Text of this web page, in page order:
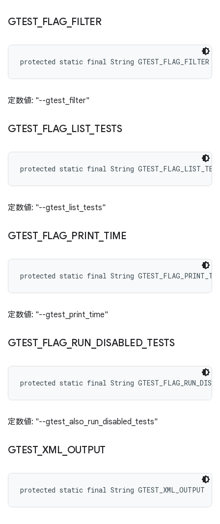
GTEST_ FLAG_ FILTER
protected static final String GTEST_FLAG_FILTER
定数値: "--gtest_filter"
GTEST_ FLAG_ LIST_ TESTS
protected static final String
定数値: "--gtest_list_tests"
GTEST_ FLAG_ PRINT_ TIME
protected static final String
定数値: "--gtest_print_time"
GTEST_ FLAG_ RUN DISABLED_ TESTS
protected static final String
定数値: "--gtest_also_run_disabled_tests"
GTEST_ XML_ OUTPUT
protected static final String GTEST_XML_OUTPUT